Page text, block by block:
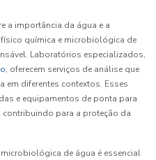
a importância da água e a
química e microbiológica de
Laboratórios especializados,
, oferecem serviços de análise que
em diferentes contextos. Esses
e equipamentos de ponta para
contribuindo para a proteção da
de água é essencial